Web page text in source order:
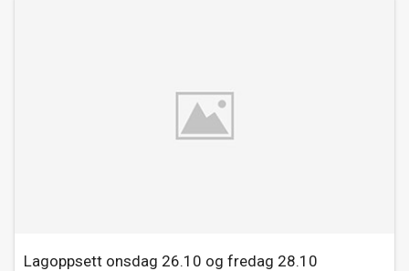
Lagoppsett onsdag 26.10 og fredag 28.10